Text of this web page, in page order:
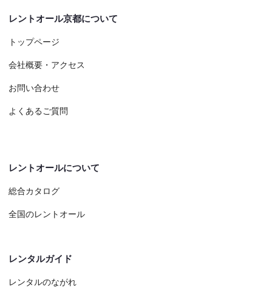
レントオール京都について
トップページ
会社概要・アクセス
お問い合わせ
よくあるご質問
レントオールについて
総合カタログ
全国のレントオール
レンタルガイド
レンタルのながれ